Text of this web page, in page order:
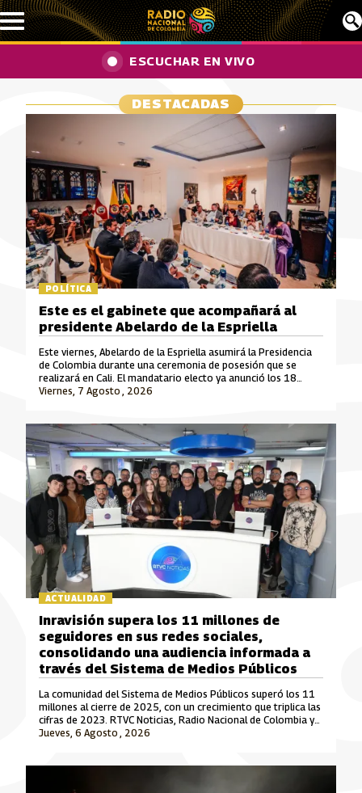
Pasar al contenido principal
ESCUCHAR EN VIVO
DESTACADAS
POLÍTICA
Este viernes, Abelardo de la Espriella asumirá la Presidencia
de Colombia durante una ceremonia de posesión que se
realizará en Cali. El mandatario electo ya anunció los 18
ministros que integrarán su gabinete para el periodo 2026-
Viernes, 7 Agosto , 2026
Este es el gabinete que acompañará al
presidente Abelardo de la Espriella
ACTUALIDAD
Jueves, 6 Agosto , 2026
Inravisión supera los 11 millones de
seguidores en sus redes sociales,
consolidando una audiencia informada a
través del Sistema de Medios Públicos
La comunidad del Sistema de Medios Públicos superó los 11
millones al cierre de 2025, con un crecimiento que triplica las
cifras de 2023. RTVC Noticias, Radio Nacional de Colombia y
Señal Colombia son las marcas que lideran este crecimiento.